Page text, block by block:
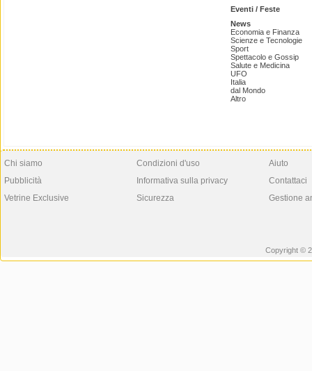
Eventi / Feste
News
Economia e Finanza
Scienze e Tecnologie
Sport
Spettacolo e Gossip
Salute e Medicina
UFO
Italia
dal Mondo
Altro
Chi siamo
Pubblicità
Vetrine Exclusive
Condizioni d'uso
Informativa sulla privacy
Sicurezza
Aiuto
Contattaci
Gestione
Copyright ©